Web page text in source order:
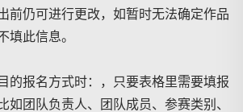
前仍可进行更改，如暂时无法确定作品
填此信息。
的报名方式时：，只要表格里需要填报
如团队负责人、团队成员、参赛类别、